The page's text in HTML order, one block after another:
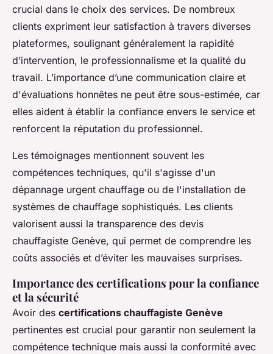
crucial dans le choix des services. De nombreux
clients expriment leur satisfaction à travers diverses
plateformes, soulignant généralement la rapidité
d’intervention, le professionnalisme et la qualité du
travail. L’importance d’une communication claire et
d'évaluations honnêtes ne peut être sous-estimée, car
elles aident à établir la confiance envers le service et
renforcent la réputation du professionnel.
Les témoignages mentionnent souvent les
compétences techniques, qu'il s'agisse d'un
dépannage urgent chauffage ou de l'installation de
systèmes de chauffage sophistiqués. Les clients
valorisent aussi la transparence des devis
chauffagiste Genève, qui permet de comprendre les
coûts associés et d’éviter les mauvaises surprises.
Importance des certifications pour la confiance
et la sécurité
Avoir des certifications chauffagiste Genève
pertinentes est crucial pour garantir non seulement la
compétence technique mais aussi la conformité avec